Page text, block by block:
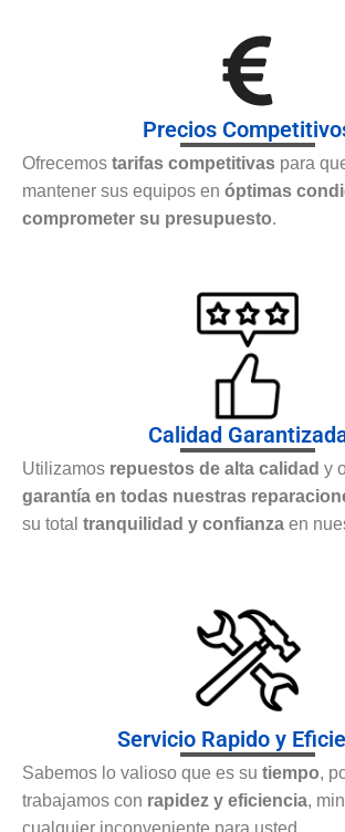
Precios
Ofrecemos tarifas competitivas para
mantener sus equipos en óptimas
comprometer su presupuesto.
Calidad
Utilizamos repuestos de alta calidad y
garantía en todas nuestras
su total tranquilidad y confianza en
Servicio Rapido y
Sabemos lo valioso que es su tiempo,
trabajamos con rapidez y eficiencia,